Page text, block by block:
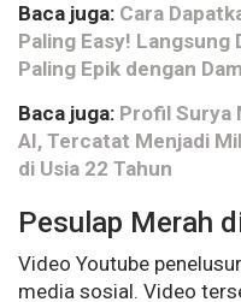
Baca juga: Cara
Paling Easy!
Paling Epik dengan
Baca juga: Profil Surya
AI, Tercatat Menjadi
di Usia 22 Tahun
Pesulap Merah
Video Youtube
media sosial. Video